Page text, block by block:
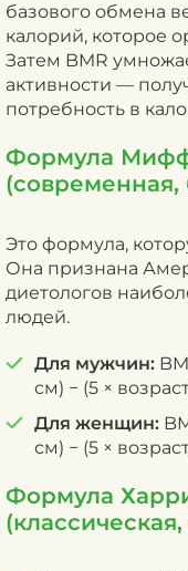
базового обмена
калорий, которое
Затем BMR
активности —
потребность в
Формула
(современная,
Это формула,
Она признана
диетологов
людей.
Для мужчин:
см) − (5 ×
Для женщин:
см) − (5 ×
Формула